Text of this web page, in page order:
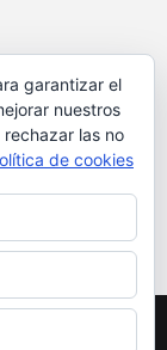
garantizar el
nuestros
las no
de cookies